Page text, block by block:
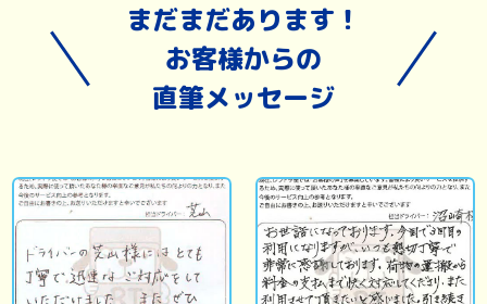
まだまだあります！
お客様からの
直筆メッセージ